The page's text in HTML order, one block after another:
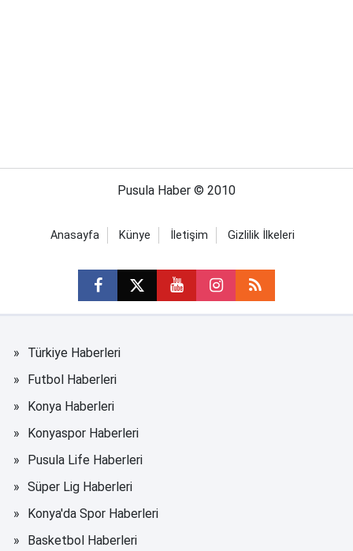
Pusula Haber © 2010
Anasayfa Künye İletişim Gizlilik İlkeleri
Türkiye Haberleri
Futbol Haberleri
Konya Haberleri
Konyaspor Haberleri
Pusula Life Haberleri
Süper Lig Haberleri
Konya'da Spor Haberleri
Basketbol Haberleri